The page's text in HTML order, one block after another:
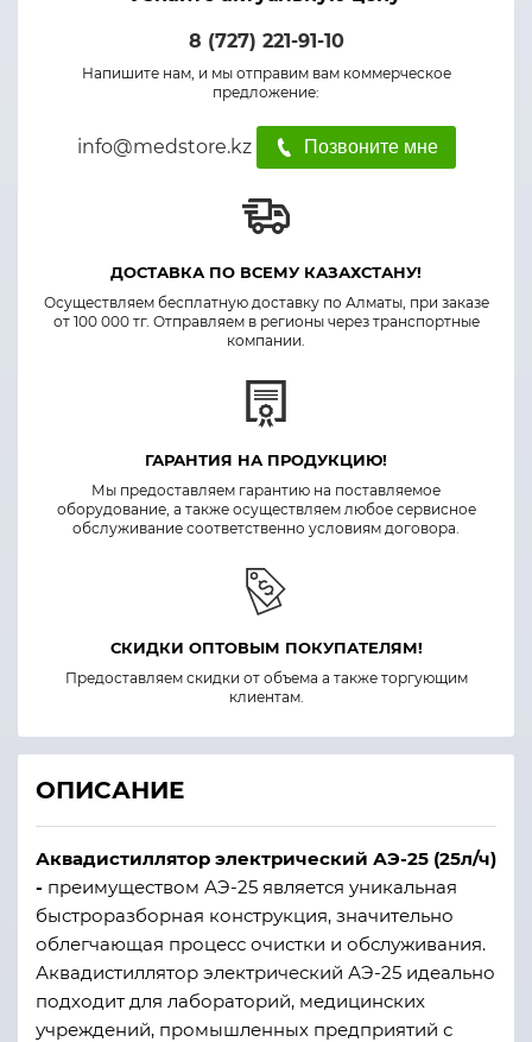
8 (727) 221-91-10
Напишите нам, и мы отправим вам коммерческое
предложение:
info@medstore.kz Позвоните мне
ДОСТАВКА ПО ВСЕМУ КАЗАХСТАНУ!
Осуществляем бесплатную доставку по Алматы, при заказе
от 100 000 тг. Отправляем в регионы через транспортные
компании.
ГАРАНТИЯ НА ПРОДУКЦИЮ!
Мы предоставляем гарантию на поставляемое
оборудование, а также осуществляем любое сервисное
обслуживание соответственно условиям договора.
СКИДКИ ОПТОВЫМ ПОКУПАТЕЛЯМ!
Предоставляем скидки от объема а также торгующим
клиентам.
ОПИСАНИЕ
Аквадистиллятор электрический АЭ-25 (25л/ч)
- преимуществом АЭ-25 является уникальная
быстроразборная конструкция, значительно
облегчающая процесс очистки и обслуживания.
Аквадистиллятор электрический АЭ-25 идеально
подходит для лабораторий, медицинских
учреждений, промышленных предприятий с